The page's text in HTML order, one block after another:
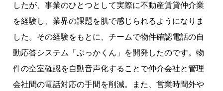
したが、事業のひとつとして実際に不動産賃貸仲介業
を経験し、業界の課題を肌で感じられるようになりま
した。その経験をもとに、チームで物件確認電話の自
動応答システム「ぶっかくん」を開発したのです。物
件の空室確認を自動音声化することで仲介会社と管理
会社間の電話対応の手間を削減。また、営業時間外や